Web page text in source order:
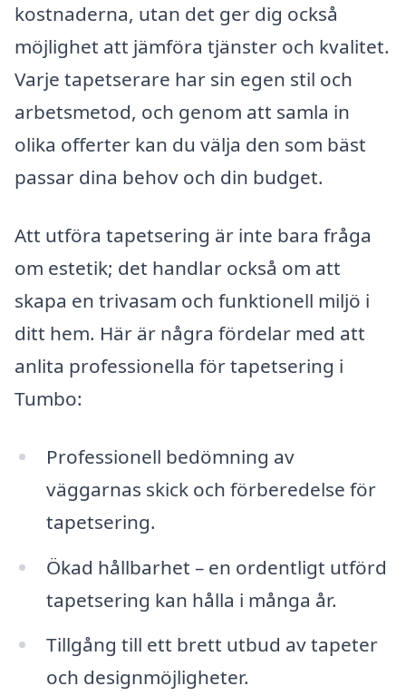
kostnaderna, utan det ger dig också
möjlighet att jämföra tjänster och kvalitet.
Varje tapetserare har sin egen stil och
arbetsmetod, och genom att samla in
olika offerter kan du välja den som bäst
passar dina behov och din budget.
Att utföra tapetsering är inte bara fråga
om estetik; det handlar också om att
skapa en trivasam och funktionell miljö i
ditt hem. Här är några fördelar med att
anlita professionella för tapetsering i
Tumbo:
Professionell bedömning av
väggarnas skick och förberedelse för
tapetsering.
Ökad hållbarhet – en ordentligt utförd
tapetsering kan hålla i många år.
Tillgång till ett brett utbud av tapeter
och designmöjligheter.